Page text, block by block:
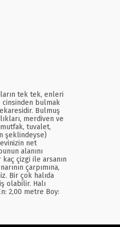
tek tek, enleri
cinsinden bulmak
Bulmuş
merdiven ve
tuvalet,
şeklindeyse)
net
alanını
çizgi ile arsanın
çarpımına,
Bir çok halıda
olabilir. Halı
2,00 metre Boy: